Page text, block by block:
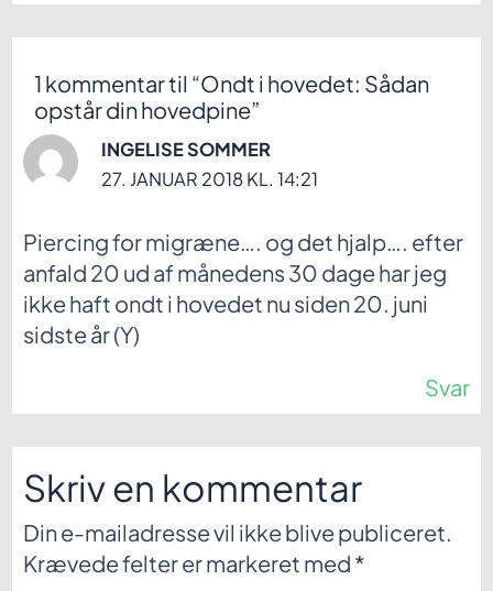
1 kommentar til “Ondt i hovedet: Sådan
opstår din hovedpine”
INGELISE SOMMER
27. JANUAR 2018 KL. 14:21
Piercing for migræne…. og det hjalp…. efter
anfald 20 ud af månedens 30 dage har jeg
ikke haft ondt i hovedet nu siden 20. juni
sidste år (Y)
Svar
Skriv en kommentar
Din e-mailadresse vil ikke blive publiceret.
Krævede felter er markeret med *